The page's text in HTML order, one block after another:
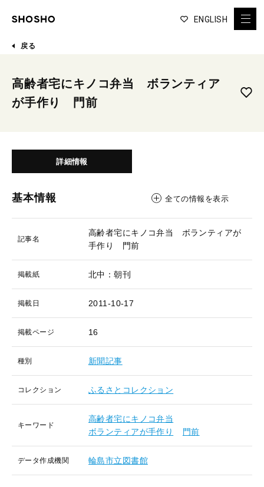
ENGLISH
戻る
高齢者宅にキノコ弁当 ボランティア
が手作り 門前
詳細情報
基本情報 全ての情報を表示
記事名
高齢者宅にキノコ弁当 ボランティアが
手作り 門前
掲載紙 北中：朝刊
掲載日 2011-10-17
掲載ページ 16
種別 新聞記事
コレクション ふるさとコレクション
キーワード
高齢者宅にキノコ弁当
ボランティアが手作り
門前
データ作成機関 輪島市立図書館